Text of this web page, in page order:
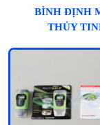
BÌNH ĐỊNH
THỦY